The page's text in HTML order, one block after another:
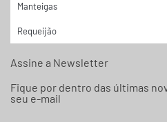
Manteigas
Requeijão
Assine a Newsletter
Fique por dentro das últimas
seu e-mail